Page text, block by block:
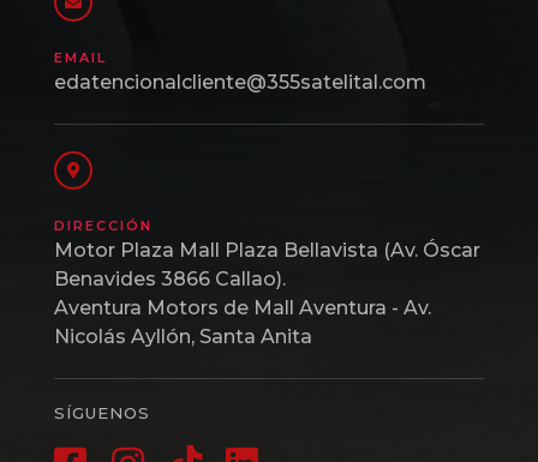
EMAIL
edatencionalcliente@355satelital.com
DIRECCIÓN
Motor Plaza Mall Plaza Bellavista (Av. Óscar
Benavides 3866 Callao).
Aventura Motors de Mall Aventura - Av.
Nicolás Ayllón, Santa Anita
SÍGUENOS